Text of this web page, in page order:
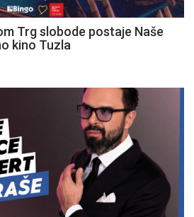
Trg slobode postaje Naše
kino Tuzla